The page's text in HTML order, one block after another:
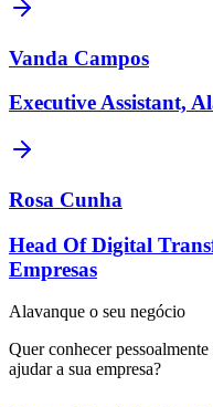
Vanda Campos
Executive Assistant,
Rosa Cunha
Head Of Digital
Empresas
Alavanque o seu negócio
Quer conhecer
ajudar a sua empresa?